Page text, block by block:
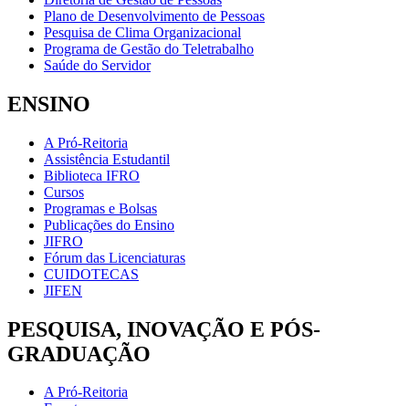
Plano de Desenvolvimento de Pessoas
Pesquisa de Clima Organizacional
Programa de Gestão do Teletrabalho
Saúde do Servidor
ENSINO
A Pró-Reitoria
Assistência Estudantil
Biblioteca IFRO
Cursos
Programas e Bolsas
Publicações do Ensino
JIFRO
Fórum das Licenciaturas
CUIDOTECAS
JIFEN
PESQUISA, INOVAÇÃO E PÓS-
GRADUAÇÃO
A Pró-Reitoria